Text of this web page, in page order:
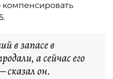
компенсировать
в запасе в
а сейчас его
сказал он.